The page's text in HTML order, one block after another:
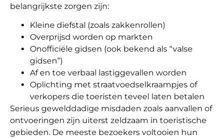
belangrijkste zorgen zijn:
Kleine diefstal (zoals zakkenrollen)
Overprijsd worden op markten
Onofficiële gidsen (ook bekend als “valse
gidsen”)
Af en toe verbaal lastiggevallen worden
Oplichting met straatvoedselkraampjes of
verkopers die toeristen teveel laten betalen
Serieus gewelddadige misdaden zoals aanvallen of
ontvoeringen zijn uiterst zeldzaam in toeristische
gebieden. De meeste bezoekers voltooien hun